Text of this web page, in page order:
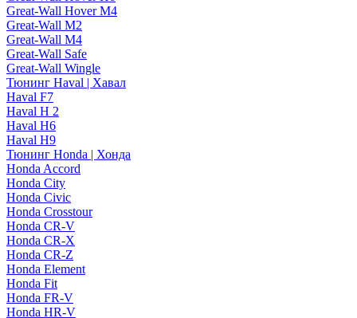
Great-Wall Hover M4
Great-Wall M2
Great-Wall M4
Great-Wall Safe
Great-Wall Wingle
Тюнинг Haval | Хавал
Haval F7
Haval H 2
Haval H6
Haval H9
Тюнинг Honda | Хонда
Honda Accord
Honda City
Honda Civic
Honda Crosstour
Honda CR-V
Honda CR-X
Honda CR-Z
Honda Element
Honda Fit
Honda FR-V
Honda HR-V